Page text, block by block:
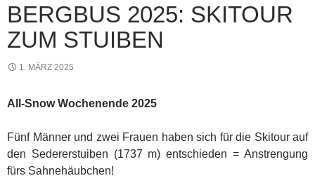
BERGBUS 2025: SKITOUR
ZUM STUIBEN
1. MÄRZ 2025
All-Snow Wochenende 2025
Fünf Männer und zwei Frauen haben sich für die Skitour auf
den Sedererstuiben (1737 m) entschieden = Anstrengung
fürs Sahnehäubchen!